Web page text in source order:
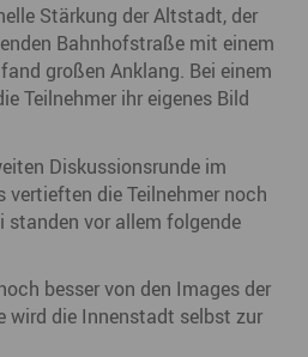
Stärkung der Altstadt, der
Bahnhofstraße mit einem
großen Anklang. Bei einem
Teilnehmer ihr eigenes Bild
Diskussionsrunde im
vertieften die Teilnehmer noch
standen vor allem folgende
besser von den Images der
wird die Innenstadt selbst zur